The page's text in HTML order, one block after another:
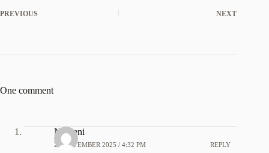
PREVIOUS NEXT
One comment
Nuraeni
28 NOVEMBER 2025 / 4:32 PM REPLY